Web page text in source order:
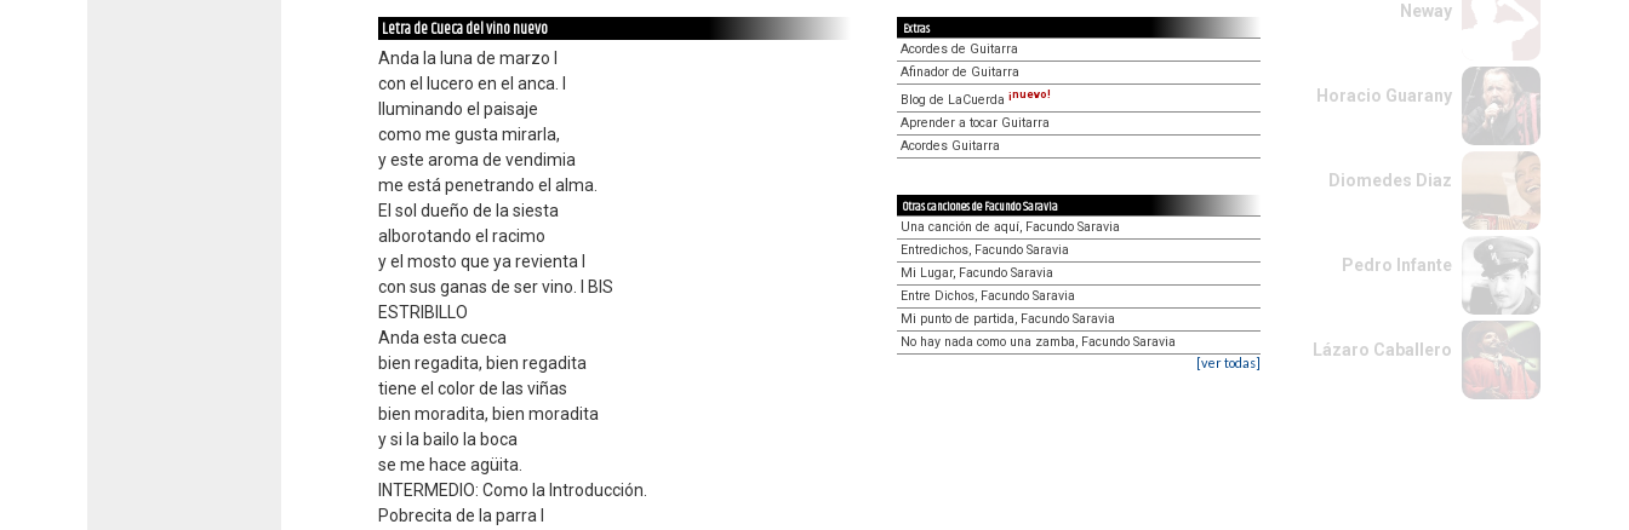
Letra de Cueca del vino nuevo
Anda la luna de marzo I
con el lucero en el anca. I
Iluminando el paisaje
como me gusta mirarla,
y este aroma de vendimia
me está penetrando el alma.
El sol dueño de la siesta
alborotando el racimo
y el mosto que ya revienta I
con sus ganas de ser vino. I BIS
ESTRIBILLO
Anda esta cueca
bien regadita, bien regadita
tiene el color de las viñas
bien moradita, bien moradita
y si la bailo la boca
se me hace agüita.
INTERMEDIO: Como la Introducción.
Pobrecita de la parra I
Extras
Acordes de Guitarra
Afinador de Guitarra
Blog de LaCuerda ¡nuevo!
Aprender a tocar Guitarra
Acordes Guitarra
Otras canciones de Facundo Saravia
Una canción de aquí, Facundo Saravia
Entredichos, Facundo Saravia
Mi Lugar, Facundo Saravia
Entre Dichos, Facundo Saravia
Mi punto de partida, Facundo Saravia
No hay nada como una zamba, Facundo Saravia
[ver todas]
Neway
Horacio Guarany
Diomedes Diaz
Pedro Infante
Lázaro Caballero